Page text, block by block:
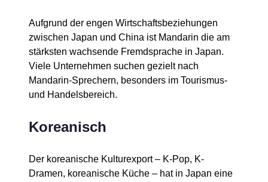
Aufgrund der engen Wirtschaftsbeziehungen
zwischen Japan und China ist Mandarin die am
stärksten wachsende Fremdsprache in Japan.
Viele Unternehmen suchen gezielt nach
Mandarin-Sprechern, besonders im Tourismus-
und Handelsbereich.
Koreanisch
Der koreanische Kulturexport – K-Pop, K-
Dramen, koreanische Küche – hat in Japan eine